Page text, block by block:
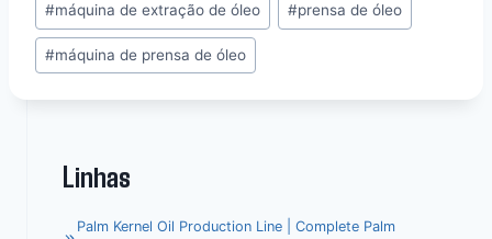
#máquina de extração de óleo #prensa de óleo
#máquina de prensa de óleo
Linhas
Palm Kernel Oil Production Line | Complete Palm